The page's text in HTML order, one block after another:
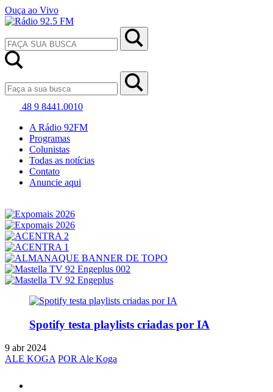
Ouça ao Vivo
48 9 8441.0010
A Rádio 92FM
Programas
Colunistas
Todas as notícias
Contato
Anuncie aqui
Spotify testa playlists criadas por IA
9 abr 2024
ALE KOGA POR Ale Koga